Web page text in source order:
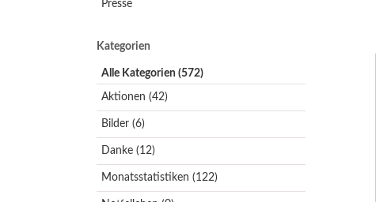
Presse
Kategorien
Alle Kategorien (572)
Aktionen (42)
Bilder (6)
Danke (12)
Monatsstatistiken (122)